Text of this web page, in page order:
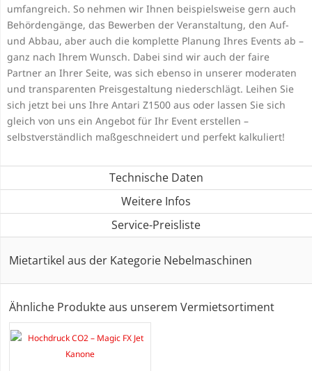
umfangreich. So nehmen wir Ihnen beispielsweise gern auch
Behördengänge, das Bewerben der Veranstaltung, den Auf-
und Abbau, aber auch die komplette Planung Ihres Events ab –
ganz nach Ihrem Wunsch. Dabei sind wir auch der faire
Partner an Ihrer Seite, was sich ebenso in unserer moderaten
und transparenten Preisgestaltung niederschlägt. Leihen Sie
sich jetzt bei uns Ihre Antari Z1500 aus oder lassen Sie sich
gleich von uns ein Angebot für Ihr Event erstellen –
selbstverständlich maßgeschneidert und perfekt kalkuliert!
Technische Daten
Weitere Infos
Service-Preisliste
Mietartikel aus der Kategorie Nebelmaschinen
Ähnliche Produkte aus unserem Vermietsortiment